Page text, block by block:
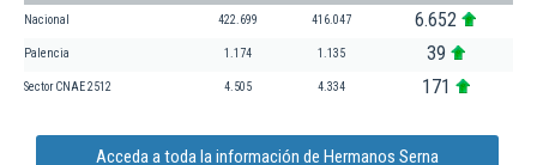
Nacional 422.699 416.047 6.652
Palencia 1.174 1.135 39
Sector CNAE 2512 4.505 4.334 171
Acceda a toda la información de Hermanos Serna